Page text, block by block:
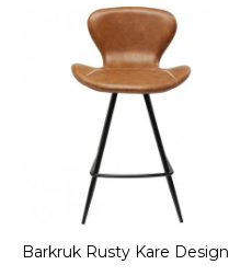
Barkruk Rusty Kare Design